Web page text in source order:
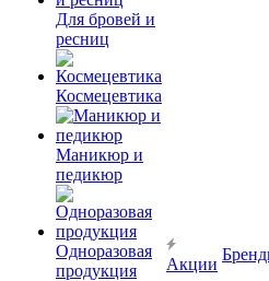
Для бровей и
ресниц
Космецевтика
Маникюр и
педикюр
Одноразовая
продукция
Акции